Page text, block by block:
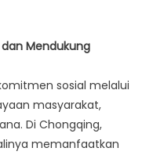
Mendukung
sosial melalui
masyarakat,
Di Chongqing,
memanfaatkan